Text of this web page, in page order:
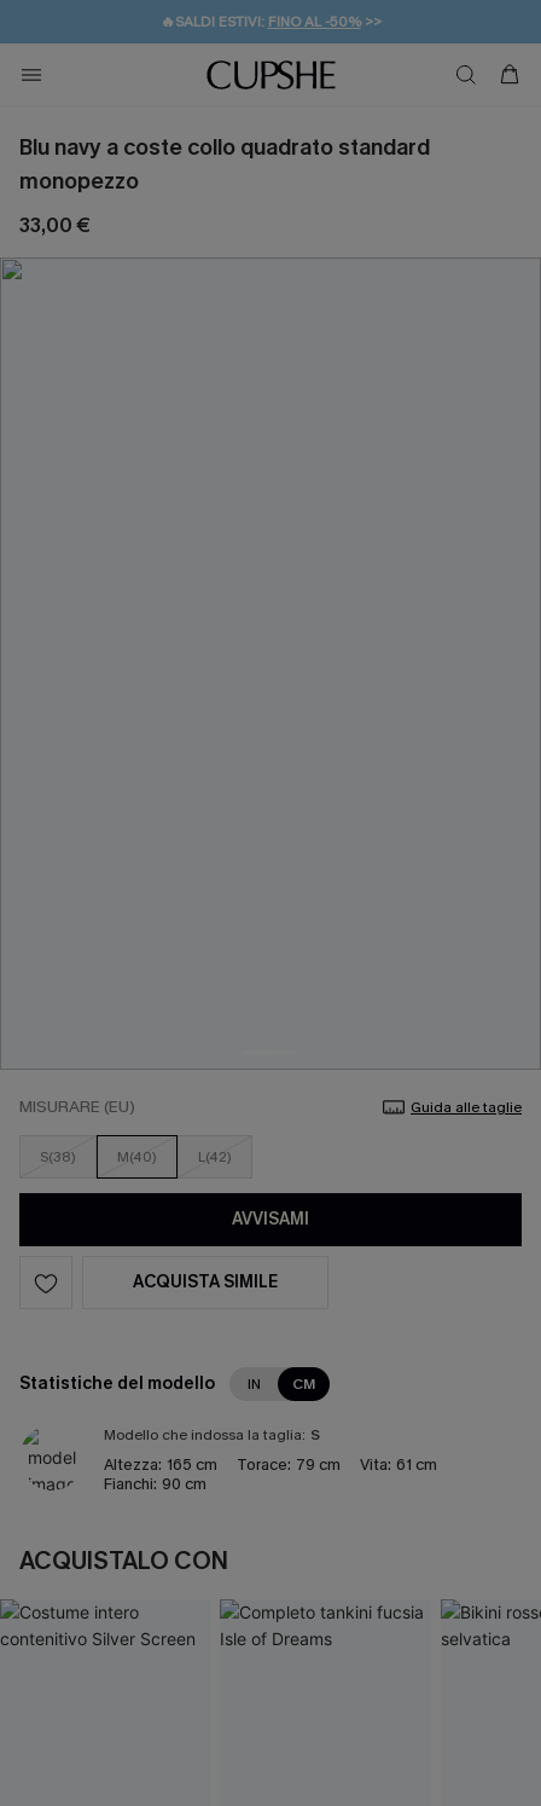
🔥SALDI ESTIVI: FINO AL -50%>>
🚚SPEDIZIONE GRATUITA DA 49€
💌REGALO PER I NUOVI: 20% DI SCONTO*
Blu navy a coste collo quadrato standard
monopezzo
33,00 €
MISURARE (EU) Guida alle taglie
S(38) M(40) L(42)
AVVISAMI
ACQUISTA SIMILE
Statistiche del modello IN CM
Modello che indossa la taglia: S
Altezza: 165 cm Torace: 79 cm Vita: 61 cm
Fianchi: 90 cm
ACQUISTALO CON